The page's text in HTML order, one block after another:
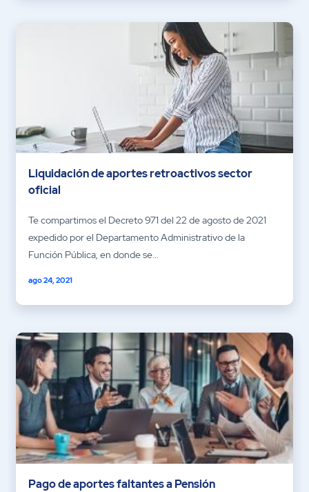
Liquidación de aportes retroactivos sector
oficial
Te compartimos el Decreto 971 del 22 de agosto de 2021
expedido por el Departamento Administrativo de la
Función Pública, en donde se...
ago 24, 2021
Pago de aportes faltantes a Pensión